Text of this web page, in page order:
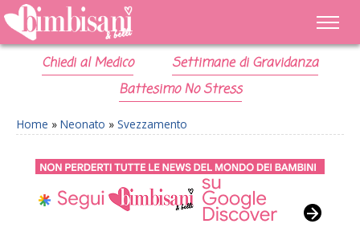
Chiedi al Medico
Settimane di Gravidanza
Battesimo No Stress
Home » Neonato » Svezzamento